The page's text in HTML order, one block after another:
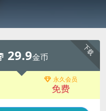
下载
29.9金币
永久会员
免费